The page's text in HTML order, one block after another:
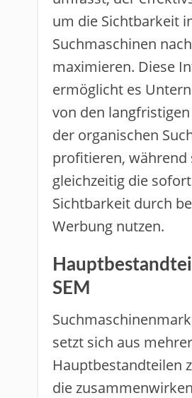
um die Sichtbarkeit
Suchmaschinen
maximieren. Diese
ermöglicht es
von den
der organischen
profitieren, während
gleichzeitig die
Sichtbarkeit durch
Werbung nutzen.
SEM
setzt sich aus
Hauptbestandteilen
die